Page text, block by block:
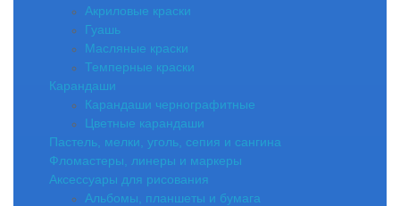
Акриловые краски
Гуашь
Масляные краски
Темперные краски
Карандаши
Карандаши чернографитные
Цветные карандаши
Пастель, мелки, уголь, сепия и сангина
Фломастеры, линеры и маркеры
Аксессуары для рисования
Альбомы, планшеты и бумага